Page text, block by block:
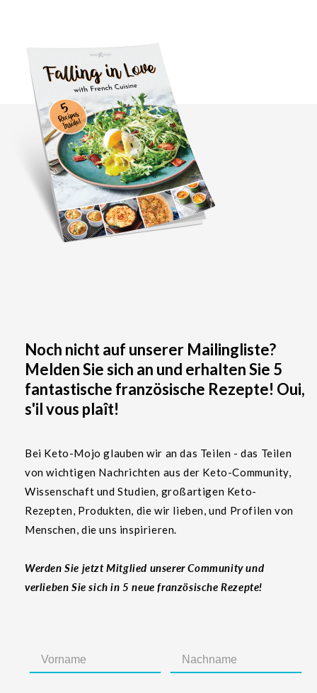
Noch nicht auf unserer Mailingliste?
Melden Sie sich an und erhalten Sie 5
fantastische französische Rezepte! Oui,
s'il vous plaît!
Bei Keto-Mojo glauben wir an das Teilen - das Teilen
von wichtigen Nachrichten aus der Keto-Community,
Wissenschaft und Studien, großartigen Keto-
Rezepten, Produkten, die wir lieben, und Profilen von
Menschen, die uns inspirieren.
Werden Sie jetzt Mitglied unserer Community und
verlieben Sie sich in 5 neue französische Rezepte!